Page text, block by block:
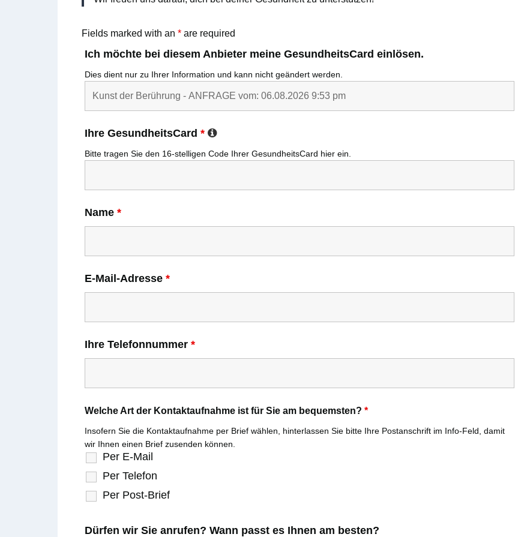
Fields marked with an * are required
Ich möchte bei diesem Anbieter meine GesundheitsCard einlösen.
Dies dient nur zu Ihrer Information und kann nicht geändert werden.
Ihre GesundheitsCard *
Bitte tragen Sie den 16-stelligen Code Ihrer GesundheitsCard hier ein.
Name *
E-Mail-Adresse *
Ihre Telefonnummer *
Welche Art der Kontaktaufnahme ist für Sie am bequemsten? *
Per E-Mail
Per Telefon
Per Post-Brief
Insofern Sie die Kontaktaufnahme per Brief wählen, hinterlassen Sie bitte Ihre Postanschrift im Info-Feld, damit
wir Ihnen einen Brief zusenden können.
Dürfen wir Sie anrufen? Wann passt es Ihnen am besten?